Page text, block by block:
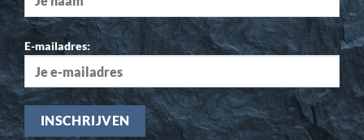
E-mailadres: